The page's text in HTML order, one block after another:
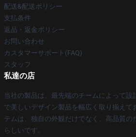
配送&配送ポリシー
支払条件
返品・返金ポリシー
お問い合わせ
カスタマーサポート(FAQ)
スタッフ
私達の店
当社の製品は、最先端のチームによって設
で美しいデザイン製品を幅広く取り揃えて
テムは、独自の外観だけでなく、高品質の
らしいです。